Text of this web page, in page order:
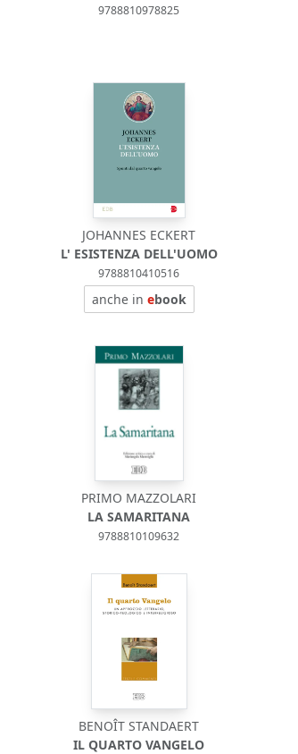
9788810978825
JOHANNES ECKERT
L' ESISTENZA DELL'UOMO
9788810410516
anche in ebook
PRIMO MAZZOLARI
LA SAMARITANA
9788810109632
BENOÎT STANDAERT
IL QUARTO VANGELO